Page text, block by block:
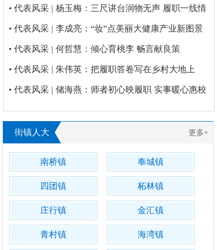
展
• 代表风采 | 杨玉梅：三尺讲台润物无声 履职一线情
系民生
• 代表风采 | 李成亮：“妆”点美丽大健康产业新图景
• 代表风采 | 何哲慧：倾心育桃李 畅言献良策
• 代表风采 | 朱伟英：把履职答卷写在乡村大地上
• 代表风采 | 储海燕：师者初心映履职 实事暖心惠校
园
街镇人大 更多+
南桥镇 奉城镇
四团镇 柘林镇
庄行镇 金汇镇
青村镇 海湾镇